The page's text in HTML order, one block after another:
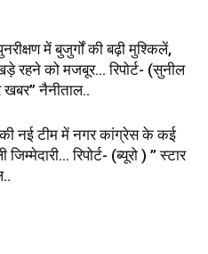
में बुजुर्गों की बढ़ी मुश्किलें,
रहने को मजबूर… रिपोर्ट- (सुनील
खबर” नैनीताल..
नई टीम में नगर कांग्रेस के कई
रिपोर्ट- (ब्यूरो ) ” स्टार